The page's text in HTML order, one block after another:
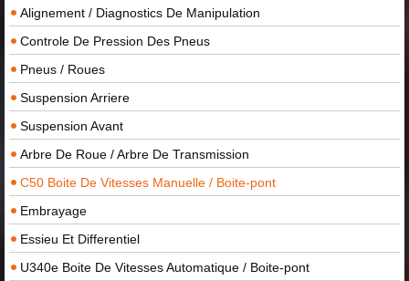
Alignement / Diagnostics De Manipulation
Controle De Pression Des Pneus
Pneus / Roues
Suspension Arriere
Suspension Avant
Arbre De Roue / Arbre De Transmission
C50 Boite De Vitesses Manuelle / Boite-pont
Embrayage
Essieu Et Differentiel
U340e Boite De Vitesses Automatique / Boite-pont